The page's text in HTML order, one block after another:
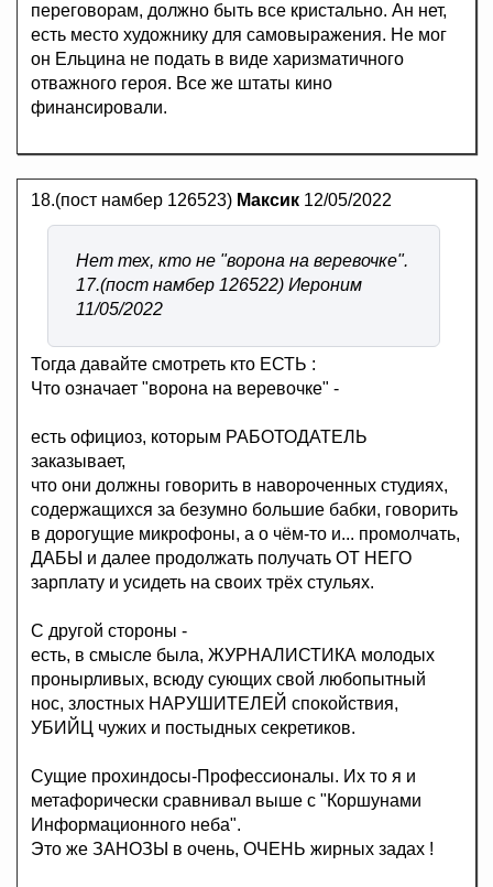
переговорам, должно быть все кристально. Ан нет,
есть место художнику для самовыражения. Не мог
он Ельцина не подать в виде харизматичного
отважного героя. Все же штаты кино
финансировали.
18.(пост намбер 126523) Максик 12/05/2022
Нет тех, кто не "ворона на веревочке".
17.(пост намбер 126522) Иероним
11/05/2022
Тогда давайте смотреть кто ЕСТЬ :
Что означает "ворона на веревочке" -
есть официоз, которым РАБОТОДАТЕЛЬ
заказывает,
что они должны говорить в навороченных студиях,
содержащихся за безумно большие бабки, говорить
в дорогущие микрофоны, а о чём-то и... промолчать,
ДАБЫ и далее продолжать получать ОТ НЕГО
зарплату и усидеть на своих трёх стульях.
С другой стороны -
есть, в смысле была, ЖУРНАЛИСТИКА молодых
пронырливых, всюду сующих свой любопытный
нос, злостных НАРУШИТЕЛЕЙ спокойствия,
УБИЙЦ чужих и постыдных секретиков.
Сущие прохиндосы-Профессионалы. Их то я и
метафорически сравнивал выше с "Коршунами
Информационного неба".
Это же ЗАНОЗЫ в очень, ОЧЕНЬ жирных задах !